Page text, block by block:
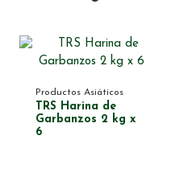
Productos Asiáticos
TRS Harina de
Garbanzos 2 kg x
6